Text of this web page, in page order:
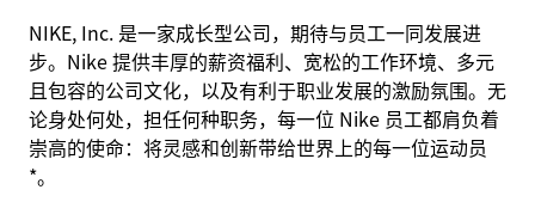
NIKE, Inc. 是一家成长型公司，期待与员工一同发展进
步。Nike 提供丰厚的薪资福利、宽松的工作环境、多元
且包容的公司文化，以及有利于职业发展的激励氛围。无
论身处何处，担任何种职务，每一位 Nike 员工都肩负着
崇高的使命：将灵感和创新带给世界上的每一位运动员
*。